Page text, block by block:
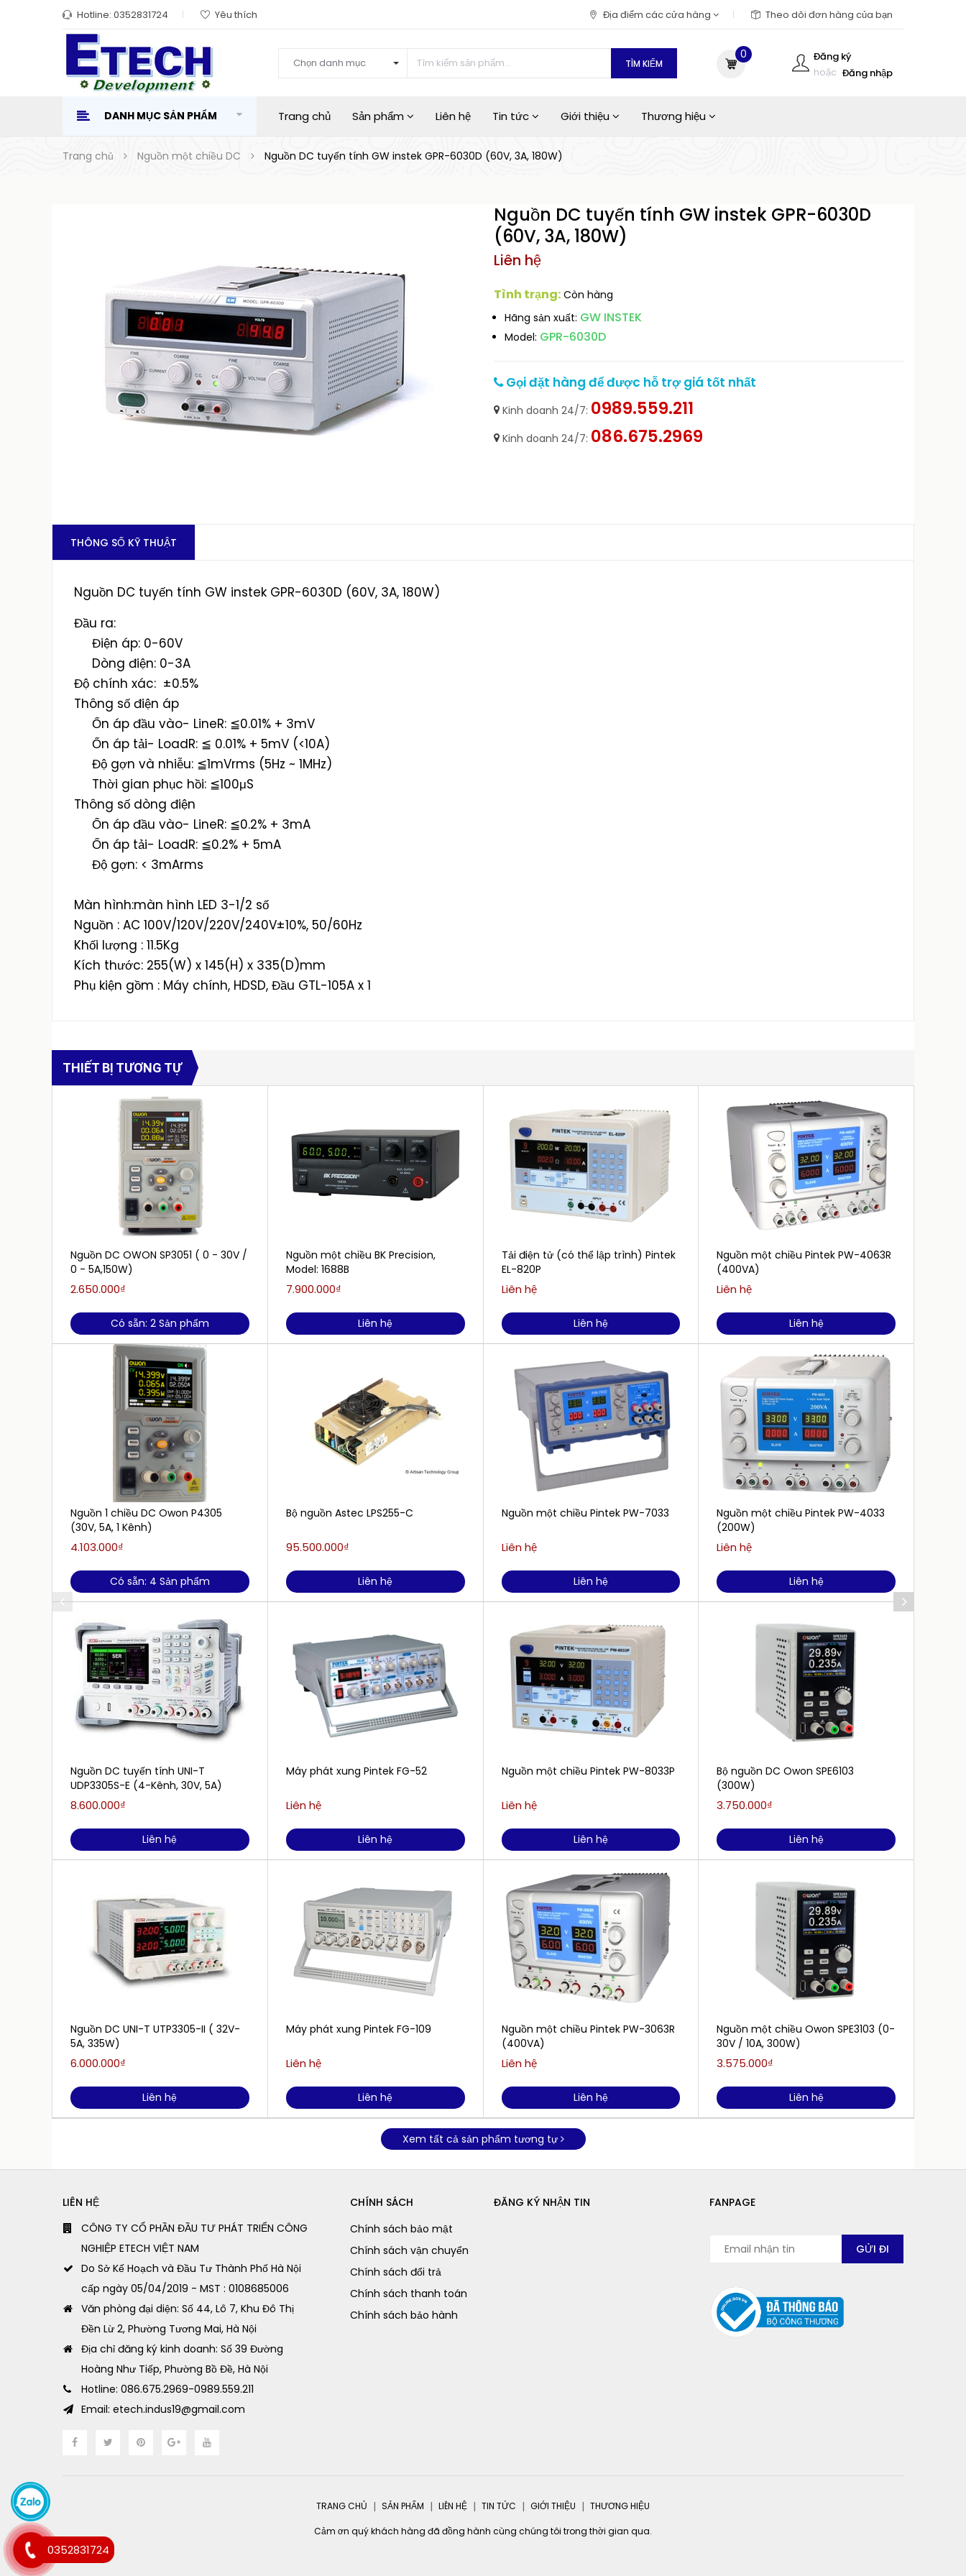
Hotline: 0352831724 Yêu thích Địa điểm các cửa hàng Theo dõi đơn hàng của bạn
Chọn danh mục TÌM KIẾM
Đăng ký
hoặc Đăng nhập
0
DANH MỤC SẢN PHẨM Trang chủ Sản phẩm Liên hệ Tin tức Giới thiệu Thương hiệu
Trang chủ Nguồn một chiều DC Nguồn DC tuyến tính GW instek GPR-6030D (60V, 3A, 180W)
Nguồn DC tuyến tính GW instek GPR-6030D
(60V, 3A, 180W)
Liên hệ
Tình trạng: Còn hàng
Hãng sản xuất: GW INSTEK
Model: GPR-6030D
Gọi đặt hàng để được hỗ trợ giá tốt nhất
Kinh doanh 24/7: 0989.559.211
Kinh doanh 24/7: 086.675.2969
THÔNG SỐ KỸ THUẬT
Nguồn DC tuyến tính GW instek GPR-6030D (60V, 3A, 180W)
Đầu ra:
Điện áp: 0-60V
Dòng điện: 0-3A
Độ chính xác: ±0.5%
Thông số điện áp
Ổn áp đầu vào- LineR: ≦0.01% + 3mV
Ổn áp tải- LoadR: ≦ 0.01% + 5mV (<10A)
Độ gợn và nhiễu: ≦1mVrms (5Hz ~ 1MHz)
Thời gian phục hồi: ≦100μS
Thông số dòng điện
Ổn áp đầu vào- LineR: ≦0.2% + 3mA
Ổn áp tải- LoadR: ≦0.2% + 5mA
Độ gợn: < 3mArms
Màn hình:màn hình LED 3-1/2 số
Nguồn : AC 100V/120V/220V/240V±10%, 50/60Hz
Khối lượng : 11.5Kg
Kích thước: 255(W) x 145(H) x 335(D)mm
Phụ kiện gồm : Máy chính, HDSD, Đầu GTL-105A x 1
THIẾT BỊ TƯƠNG TỰ
Nguồn DC OWON SP3051 ( 0 - 30V /
0 - 5A,150W)
2.650.000₫
Có sẵn: 2 Sản phẩm
Nguồn 1 chiều DC Owon P4305
(30V, 5A, 1 Kênh)
4.103.000₫
Có sẵn: 4 Sản phẩm
Nguồn DC tuyến tính UNI-T
UDP3305S-E (4-Kênh, 30V, 5A)
8.600.000₫
Liên hệ
Nguồn DC UNI-T UTP3305-II ( 32V-
5A, 335W)
6.000.000₫
Liên hệ
Nguồn một chiều BK Precision,
Model: 1688B
7.900.000₫
Liên hệ
Bộ nguồn Astec LPS255-C
95.500.000₫
Liên hệ
Máy phát xung Pintek FG-52
Liên hệ
Liên hệ
Máy phát xung Pintek FG-109
Liên hệ
Liên hệ
Tải điện tử (có thể lập trình) Pintek
EL-820P
Liên hệ
Liên hệ
Nguồn một chiều Pintek PW-7033
Liên hệ
Liên hệ
Nguồn một chiều Pintek PW-8033P
Liên hệ
Liên hệ
Nguồn một chiều Pintek PW-3063R
(400VA)
Liên hệ
Liên hệ
Nguồn một chiều Pintek PW-4063R
(400VA)
Liên hệ
Liên hệ
Nguồn một chiều Pintek PW-4033
(200W)
Liên hệ
Liên hệ
Bộ nguồn DC Owon SPE6103
(300W)
3.750.000₫
Liên hệ
Nguồn một chiều Owon SPE3103 (0-
30V / 10A, 300W)
3.575.000₫
Liên hệ
Xem tất cả sản phẩm tương tự
LIÊN HỆ
CÔNG TY CỔ PHẦN ĐẦU TƯ PHÁT TRIỂN CÔNG
NGHIỆP ETECH VIỆT NAM
Do Sở Kế Hoạch và Đầu Tư Thành Phố Hà Nội
cấp ngày 05/04/2019 - MST : 0108685006
Văn phòng đại diện: Số 44, Lô 7, Khu Đô Thị
Đền Lừ 2, Phường Tương Mai, Hà Nội
Địa chỉ đăng ký kinh doanh: Số 39 Đường
Hoàng Như Tiếp, Phường Bồ Đề, Hà Nội
Hotline: 086.675.2969-0989.559.211
Email: etech.indus19@gmail.com
CHÍNH SÁCH
Chính sách bảo mật
Chính sách vận chuyển
Chính sách đổi trả
Chính sách thanh toán
Chính sách bảo hành
ĐĂNG KÝ NHẬN TIN FANPAGE
TRANG CHỦ SẢN PHẨM LIÊN HỆ TIN TỨC GIỚI THIỆU THƯƠNG HIỆU
Cảm ơn quý khách hàng đã đồng hành cùng chúng tôi trong thời gian qua.
0352831724